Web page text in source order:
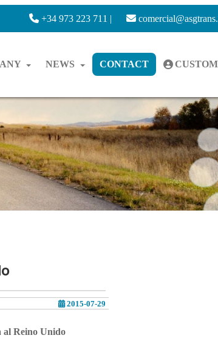
+34 973 223 711 |
NEWS CONTACT
2015-07-29
al Reino Unido